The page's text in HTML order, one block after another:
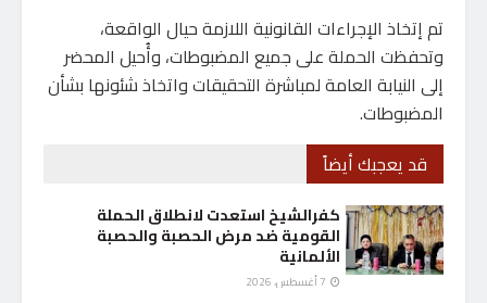
تم إتخاذ الإجراءات القانونية اللازمة حيال الواقعة،
وتحفظت الحملة على جميع المضبوطات، وأُحيل المحضر
إلى النيابة العامة لمباشرة التحقيقات واتخاذ شئونها بشأن
المضبوطات.
قد يعجبك أيضاً
كفرالشيخ استعدت لانطلاق الحملة
القومية ضد مرض الحصبة والحصبة
الألمانية